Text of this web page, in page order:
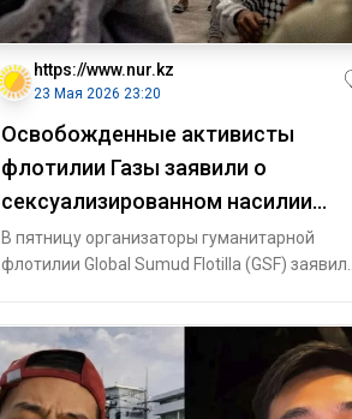
https://www.nur.kz
23 Мая 2026 23:20
Освобожденные активисты
флотилии Газы заявили о
сексуализированном насилии
после задержания в Израиле
В пятницу организаторы гуманитарной
флотилии Global Sumud Flotilla (GSF) заявили,